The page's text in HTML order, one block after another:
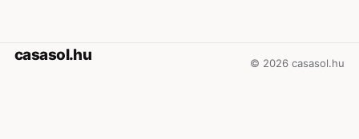
casasol.hu © 2026 casasol.hu